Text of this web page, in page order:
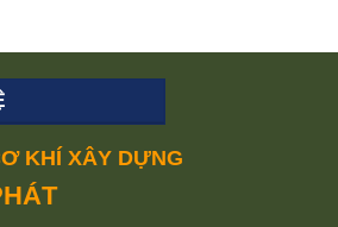
KHÍ XÂY DỰNG